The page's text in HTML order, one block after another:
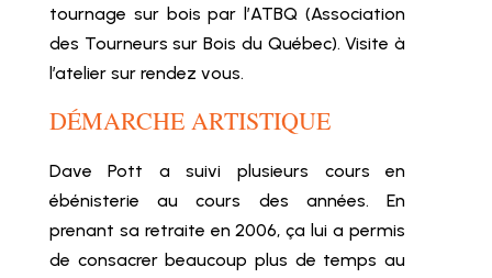
tournage sur bois par l’ATBQ (Association
des Tourneurs sur Bois du Québec). Visite à
l’atelier sur rendez vous.
DÉMARCHE ARTISTIQUE
Dave Pott a suivi plusieurs cours en
ébénisterie au cours des années. En
prenant sa retraite en 2006, ça lui a permis
de consacrer beaucoup plus de temps au